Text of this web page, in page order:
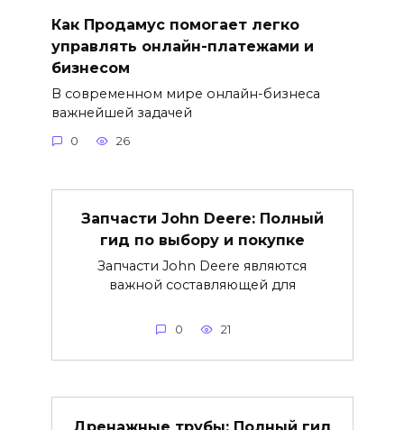
Как Продамус помогает легко
управлять онлайн-платежами и
бизнесом
В современном мире онлайн-бизнеса
важнейшей задачей
0 26
Запчасти John Deere: Полный
гид по выбору и покупке
Запчасти John Deere являются
важной составляющей для
0 21
Дренажные трубы: Полный гид